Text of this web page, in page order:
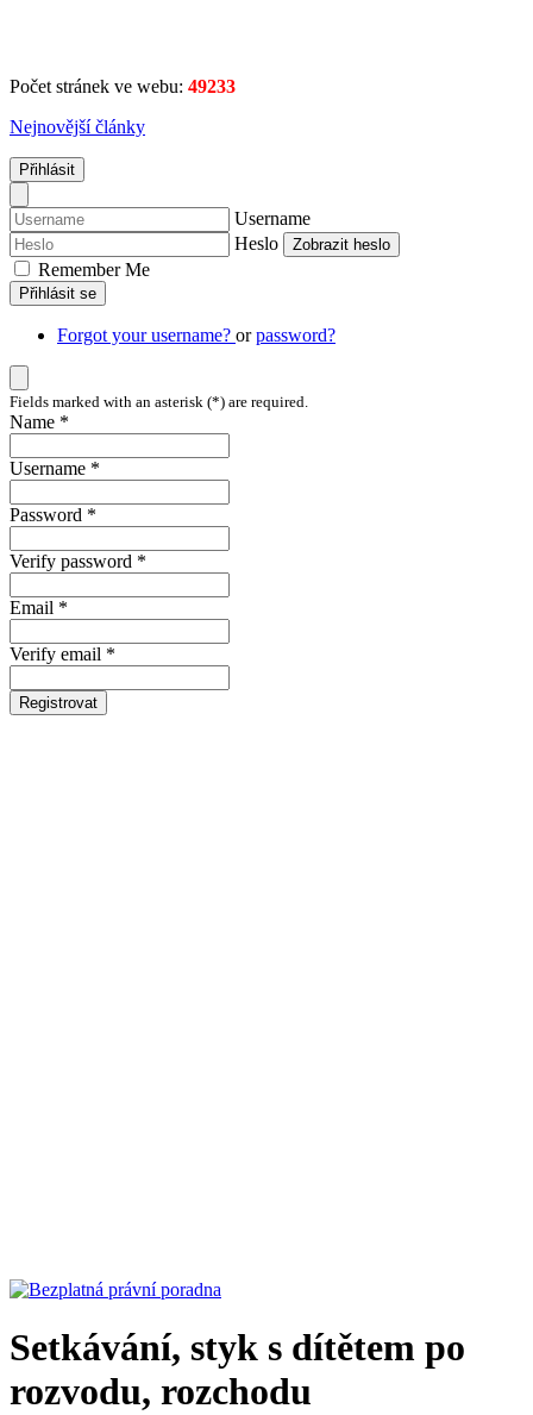
Počet stránek ve webu: 49233
Nejnovější články
Přihlásit
Username
Heslo
Zobrazit heslo
Remember Me
Přihlásit se
Forgot your username? orpassword?
Fields marked with an asterisk (*) are required.
Name *
Username *
Password *
Verify password *
Email *
Verify email *
Registrovat
Setkávání, styk s dítětem po
rozvodu, rozchodu